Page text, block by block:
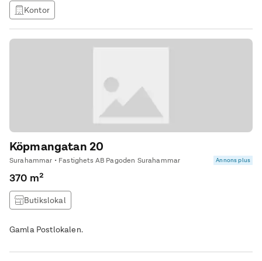
Kontor
Köpmangatan 20
Surahammar • Fastighets AB Pagoden Surahammar Annons plus
370 m²
Butikslokal
Gamla Postlokalen.